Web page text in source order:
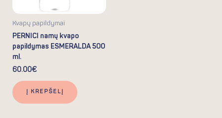
Kvapų papildymai
PERNICI namų kvapo
papildymas ESMERALDA 500
ml.
60.00€
Į KREPŠELĮ